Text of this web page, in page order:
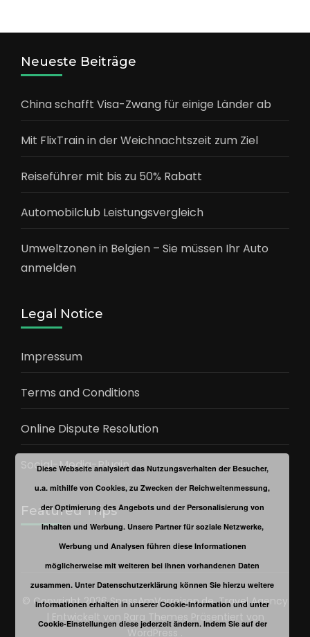
Neueste Beiträge
China schafft Visa-Zwang für einige Länder ab
Mit FlixTrain in der Weichnachtszeit zum Ziel
Reiseführer mit bis zu 50% Rabatt
Automobilclub Leistungsvergleich
Umweltzonen in Belgien – Sie müssen Ihr Auto
anmelden
Legal Notice
Impressum
Terms and Conditions
Online Dispute Resolution
Social-Media-Plugin
Featured Trips
© Copyright 2026SpassAmVerreisen.de.Travel Agency
| Entwickelt von Rara Themes Präsentiert von
WordPress
Diese Webseite analysiert das Nutzungsverhalten der Besucher,
u.a. mithilfe von Cookies, zu Zwecken der Reichweitenmessung,
der Optimierung des Angebots und der Personalisierung von
Inhalten und Werbung. Unsere Partner für soziale Netzwerke,
Werbung und Analysen führen diese Informationen
möglicherweise mit weiteren bei ihnen vorhandenen Daten
zusammen. Unter Datenschutzerklärung können Sie hierzu weitere
Informationen erhalten in unserer Cookie-Information und unter
Cookie-Einstellungen diese jederzeit ändern. Indem Sie auf der